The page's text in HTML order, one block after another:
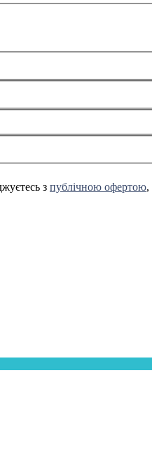
з публічною офертою,